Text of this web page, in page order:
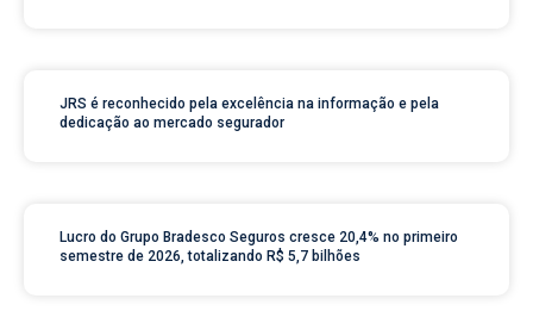
JRS é reconhecido pela excelência na informação e pela
dedicação ao mercado segurador
Lucro do Grupo Bradesco Seguros cresce 20,4% no primeiro
semestre de 2026, totalizando R$ 5,7 bilhões